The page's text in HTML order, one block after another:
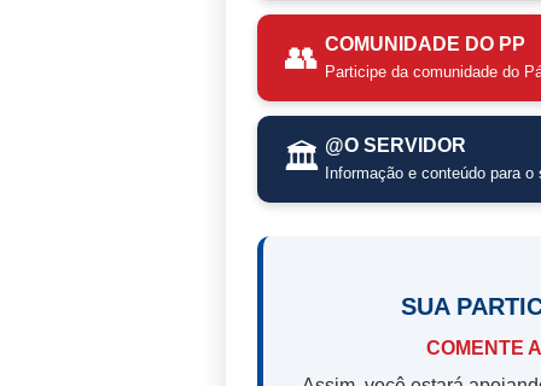
👥 COMUNIDADE DO PP
Participe da comunidade do
🏛️ @O SERVIDOR
Informação e conteúdo para o
SUA
COMENTE